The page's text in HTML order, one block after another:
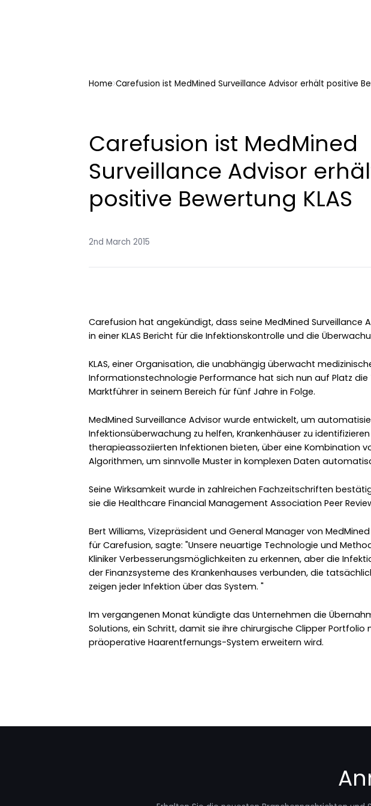
Home Carefusion ist MedMined Surveillance Advisor erhält positive
Carefusion ist MedMined
Surveillance Advisor
positive Bewertung KLAS
2nd March 2015
Carefusion hat angekündigt, dass seine MedMined Surveillance
in einer KLAS Bericht für die Infektionskontrolle und die
KLAS, einer Organisation, die unabhängig überwacht
Informationstechnologie Performance hat sich nun auf Platz die
Marktführer in seinem Bereich für fünf Jahre in Folge.
MedMined Surveillance Advisor wurde entwickelt, um
Infektionsüberwachung zu helfen, Krankenhäuser zu
therapieassoziierten Infektionen bieten, über eine Kombination
Algorithmen, um sinnvolle Muster in komplexen Daten
Seine Wirksamkeit wurde in zahlreichen Fachzeitschriften
sie die Healthcare Financial Management Association Peer
Bert Williams, Vizepräsident und General Manager von
für Carefusion, sagte: "Unsere neuartige Technologie und
Kliniker Verbesserungsmöglichkeiten zu erkennen, aber die
der Finanzsysteme des Krankenhauses verbunden, die
zeigen jeder Infektion über das System. "
Im vergangenen Monat kündigte das Unternehmen die
Solutions, ein Schritt, damit sie ihre chirurgische Clipper Portfolio
präoperative Haarentfernungs-System erweitern wird.